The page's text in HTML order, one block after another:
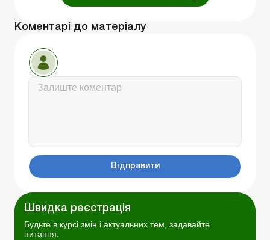
Коментарі до матеріалу
Відправити
Швидка реєстрація
Будьте в курсі змін і актуальних тем, задавайте
питання.